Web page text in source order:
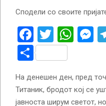
Сподели со своите
Facebook
Twitter
Share
На денешен ден, пред
Титаник, бродот кој се
јавноста ширум светот,